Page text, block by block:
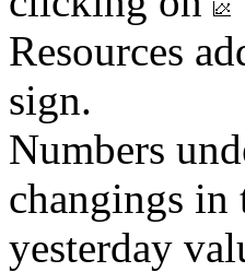
Resources
sign.
Numbers
changings in
yesterday